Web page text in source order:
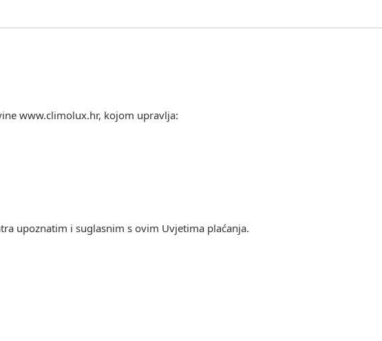
www.climolux.hr, kojom upravlja:
upoznatim i suglasnim s ovim Uvjetima plaćanja.